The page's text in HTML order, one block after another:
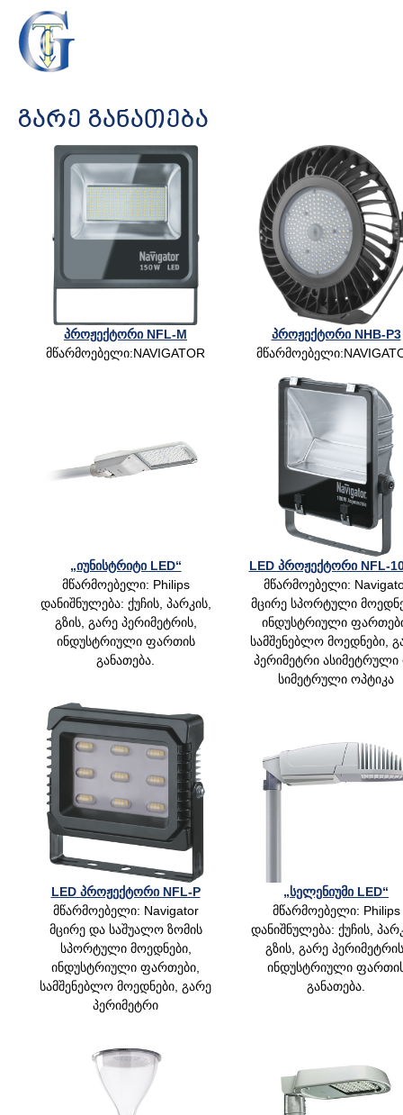
ᲒᲐᲠᲔ ᲒᲐᲜᲐᲗᲔᲑᲐ
პროჟექტორი NFL-M
მწარმოებელი:NAVIGATOR
პროჟექტორი NHB-P3
„იუნისტრიტი LED“
მწარმოებელი: Philips
დანიშნულება: ქუჩის, პარკის,
გზის, გარე პერიმეტრის,
ინდუსტრიული ფართის
განათება.
LED პროჟექტორი NFL-
მწარმოებელი:
მცირე სპორტული
ინდუსტრიული
სამშენებლო მოედნები,
პერიმეტრი ასიმეტრული
სიმეტრული ოპტიკა
LED პროჟექტორი NFL-P
მწარმოებელი: Navigator
მცირე და საშუალო ზომის
სპორტული მოედნები,
ინდუსტრიული ფართები,
სამშენებლო მოედნები, გარე
პერიმეტრი
„სელენიუმი LED“
მწარმოებელი: Philips
დანიშნულება: ქუჩის,
გზის, გარე
ინდუსტრიული
განათება.